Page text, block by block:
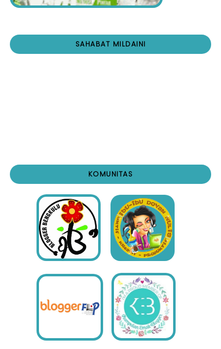
SAHABAT MILDAINI
KOMUNITAS